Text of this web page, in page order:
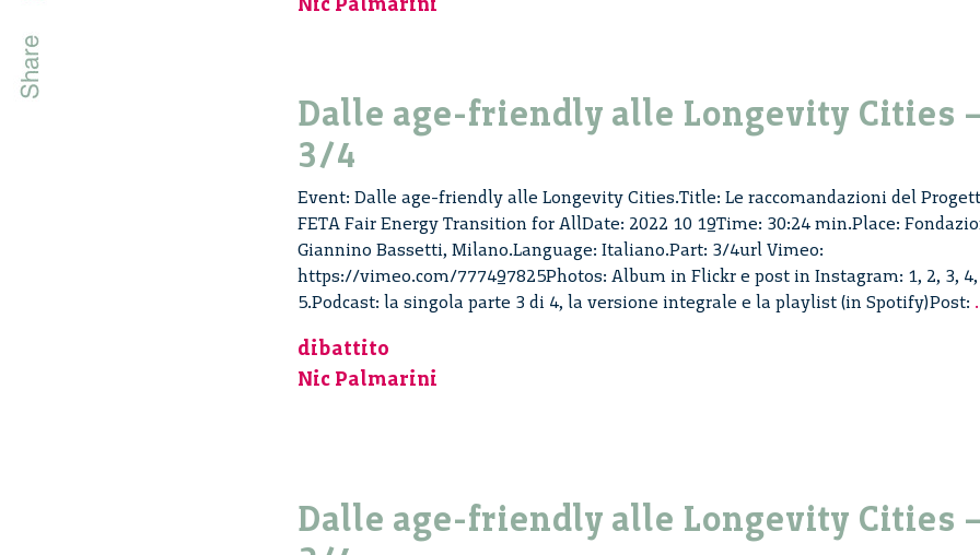
Dalle age-friendly alle Longevity Cities
3/4
Event: Dalle age-friendly alle Longevity Cities.Title: Le raccomandazioni del
FETA Fair Energy Transition for AllDate: 2022 10 19Time: 30:24 min.Place:
Giannino Bassetti, Milano.Language: Italiano.Part: 3/4url Vimeo:
https://vimeo.com/777497825Photos: Album in Flickr e post in Instagram: 1, 2, 3, 4,
5.Podcast: la singola parte 3 di 4, la versione integrale e la playlist (in Spotify)Post:
dibattito
Nic Palmarini
Dalle age-friendly alle Longevity Cities